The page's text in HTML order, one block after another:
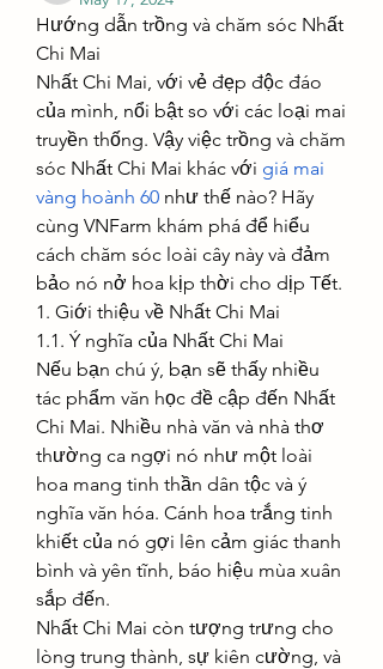
Hướng dẫn trồng và chăm sóc Nhất
Chi Mai
Nhất Chi Mai, với vẻ đẹp độc đáo
của mình, nổi bật so với các loại mai
truyền thống. Vậy việc trồng và chăm
sóc Nhất Chi Mai khác với giá mai
vàng hoành 60 như thế nào? Hãy
cùng VNFarm khám phá để hiểu
cách chăm sóc loài cây này và đảm
bảo nó nở hoa kịp thời cho dịp Tết.
1. Giới thiệu về Nhất Chi Mai
1.1. Ý nghĩa của Nhất Chi Mai
Nếu bạn chú ý, bạn sẽ thấy nhiều
tác phẩm văn học đề cập đến Nhất
Chi Mai. Nhiều nhà văn và nhà thơ
thường ca ngợi nó như một loài
hoa mang tinh thần dân tộc và ý
nghĩa văn hóa. Cánh hoa trắng tinh
khiết của nó gợi lên cảm giác thanh
bình và yên tĩnh, báo hiệu mùa xuân
sắp đến.
Nhất Chi Mai còn tượng trưng cho
lòng trung thành, sự kiên cường, và